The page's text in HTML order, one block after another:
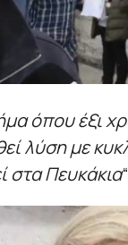
όπου έξι
λύση με
στα Πευκάκια“